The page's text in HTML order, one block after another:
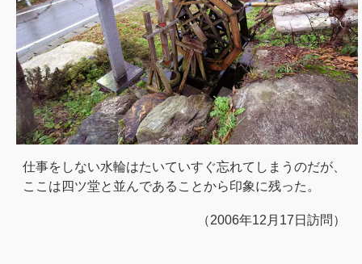
仕事をしない水輪はたいていすぐ忘れてしまうのだが、
ここは四ツ堂と並んであることから印象に残った。
（2006年12月17日訪問）